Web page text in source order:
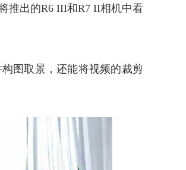
推出的R6 III和R7 II相机中看
图取景，还能将视频的裁剪